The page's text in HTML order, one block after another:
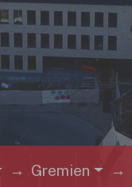
Gremien